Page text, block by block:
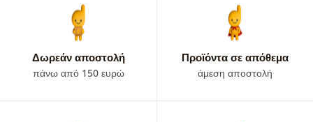
Δωρεάν αποστολή
πάνω από 150 ευρώ
Προϊόντα σε απόθεμα
άμεση αποστολή